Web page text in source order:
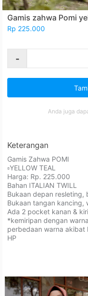
Gamis zahwa Pomi
Rp 225.000
-
Anda juga
Keterangan
Gamis Zahwa POMI⁣⁣⁣
▫️YELLOW TEAL
Harga: Rp. 225.000⁣⁣⁣
Bahan ⁣⁣⁣⁣⁣⁣⁣⁣⁣⁣⁣ITALIAN TWILL⁣⁣⁣
Bukaan depan resleting⁣⁣⁣⁣⁣⁣⁣,
Bukaan tangan kancing,
Ada 2 pocket kanan &
*kemiripan dengan
perbedaan warna
HP⁣⁣⁣⁣⁣⁣⁣⁣⁣⁣⁣⁣⁣⁣⁣⁣⁣⁣⁣⁣⁣⁣⁣⁣⁣⁣⁣